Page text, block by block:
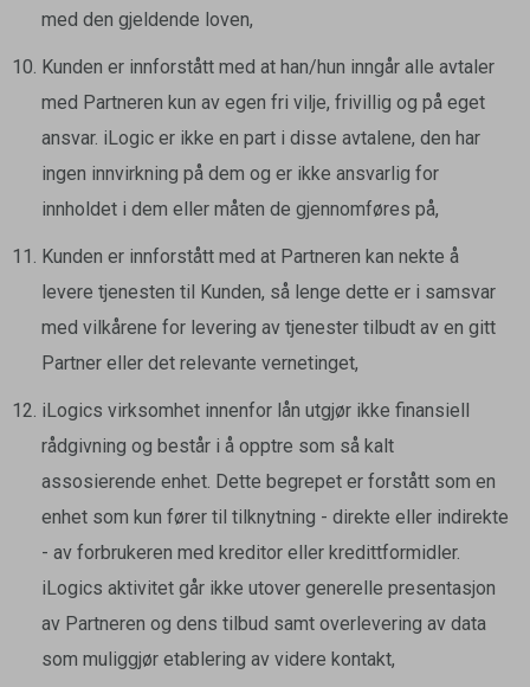
med den gjeldende loven,
Kunden er innforstått med at han/hun inngår alle avtaler
med Partneren kun av egen fri vilje, frivillig og på eget
ansvar. iLogic er ikke en part i disse avtalene, den har
ingen innvirkning på dem og er ikke ansvarlig for
innholdet i dem eller måten de gjennomføres på,
Kunden er innforstått med at Partneren kan nekte å
levere tjenesten til Kunden, så lenge dette er i samsvar
med vilkårene for levering av tjenester tilbudt av en gitt
Partner eller det relevante vernetinget,
iLogics virksomhet innenfor lån utgjør ikke finansiell
rådgivning og består i å opptre som så kalt
assosierende enhet. Dette begrepet er forstått som en
enhet som kun fører til tilknytning - direkte eller indirekte
- av forbrukeren med kreditor eller kredittformidler.
iLogics aktivitet går ikke utover generelle presentasjon
av Partneren og dens tilbud samt overlevering av data
som muliggjør etablering av videre kontakt,